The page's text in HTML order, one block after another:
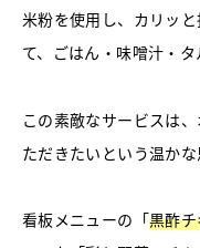
米粉を使用し、カリッ
て、ごはん・味噌汁・
この素敵なサービスは
ただきたいという温かな
看板メニューの「黒酢